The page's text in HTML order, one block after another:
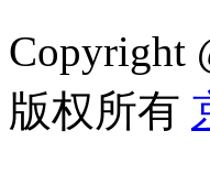
Copyright
版权所有